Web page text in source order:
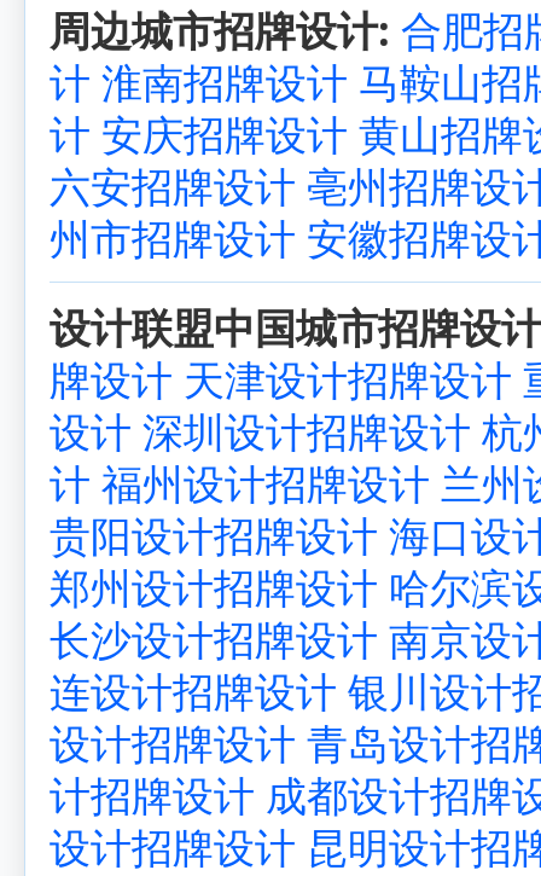
周边城市招牌设计: 合肥招
计 淮南招牌设计 马鞍山招
计 安庆招牌设计 黄山招牌
六安招牌设计 亳州招牌设
州市招牌设计 安徽招牌设
设计联盟中国城市招牌设
牌设计 天津设计招牌设计
设计 深圳设计招牌设计 杭
计 福州设计招牌设计 兰州
贵阳设计招牌设计 海口设
郑州设计招牌设计 哈尔滨
长沙设计招牌设计 南京设
连设计招牌设计 银川设计
设计招牌设计 青岛设计招
计招牌设计 成都设计招牌
设计招牌设计 昆明设计招